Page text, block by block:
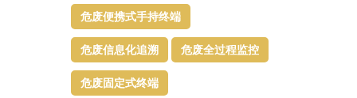
危废便携式手持终端
危废信息化追溯 危废全过程监控
危废固定式终端